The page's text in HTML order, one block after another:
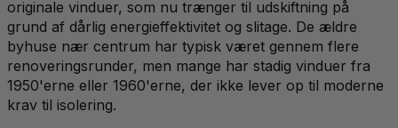
originale vinduer, som nu trænger til udskiftning på
grund af dårlig energieffektivitet og slitage. De ældre
byhuse nær centrum har typisk været gennem flere
renoveringsrunder, men mange har stadig vinduer fra
1950'erne eller 1960'erne, der ikke lever op til moderne
krav til isolering.